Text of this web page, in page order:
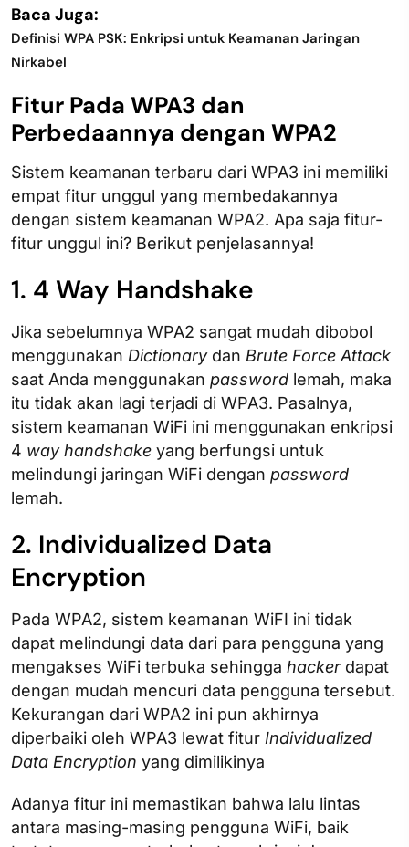
Baca Juga:
Definisi WPA PSK: Enkripsi untuk Keamanan Jaringan
Nirkabel
Fitur Pada WPA3 dan
Perbedaannya dengan WPA2
Sistem keamanan terbaru dari WPA3 ini memiliki
empat fitur unggul yang membedakannya
dengan sistem keamanan WPA2. Apa saja fitur-
fitur unggul ini? Berikut penjelasannya!
1. 4 Way Handshake
Jika sebelumnya WPA2 sangat mudah dibobol
menggunakan Dictionarydan Brute Force Attack
saat Anda menggunakan password lemah, maka
itu tidak akan lagi terjadi di WPA3. Pasalnya,
sistem keamanan WiFi ini menggunakan enkripsi
4 way handshake yang berfungsi untuk
melindungi jaringan WiFi dengan password
lemah.
2. Individualized Data
Encryption
Pada WPA2, sistem keamanan WiFI ini tidak
dapat melindungi data dari para pengguna yang
mengakses WiFi terbuka sehingga hacker dapat
dengan mudah mencuri data pengguna tersebut.
Kekurangan dari WPA2 ini pun akhirnya
diperbaiki oleh WPA3 lewat fitur Individualized
Data Encryption yang dimilikinya
Adanya fitur ini memastikan bahwa lalu lintas
antara masing-masing pengguna WiFi, baik